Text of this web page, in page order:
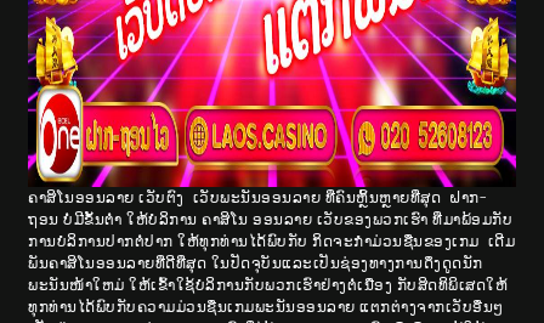
ຄາສິໂນອອນລາຍ ເວັບຕົງ ເວັບພະນັນອອນລາຍ ທີ່ຄົນຫຼິ້ນຫຼາຍທີ່ສຸດ ຝາກ-
ຖອນ ບໍ່ມີຂັ້ນຕ່ຳ ໃຫ້ບໍລິການ ຄາສິໂນ ອອນລາຍ ເວັບຂອງພວກເຮົາ ທີ່ມາພ້ອມກັບ
ການບໍລິການປາກຕໍ່ປາກ ໃຫ້ທຸກທ່ານໄດ້ພົບກັບ ກິດຈະກໍາມ່ວນຊື່ນຂອງເກມ ເດີມ
ພັນຄາສິໂນອອນລາຍທີ່ດີທີ່ສຸດ ໃນປັດຈຸບັນແລະເປັນຊ່ອງທາງການດຶງດູດນັກ
ພະນັນໜ້າໃຫມ່ ໃຫ້ເຂົ້າໃຊ້ບໍລິການກັບພວກເຮົາຢ່າງຕໍ່ເນື່ອງ ກັບສິດທິພິເສດໃຫ້
ທຸກທ່ານໄດ້ພົບກັບຄວາມມ່ວນຊື່ນເກມພະນັນອອນລາຍ ແຕກຕ່າງຈາກເວັບອື່ນໆ